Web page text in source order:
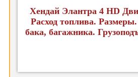
Хендай Элантра 4 HD
Расход топлива.
бака, багажника.